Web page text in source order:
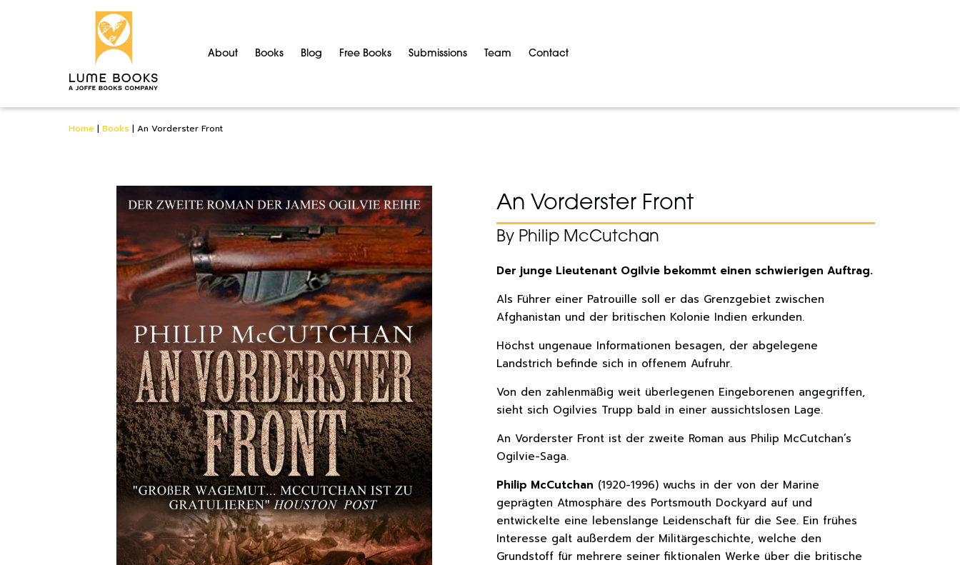
About Books Blog Free Books Submissions Team Contact
Home | Books | An Vorderster Front
An Vorderster Front
By Philip McCutchan
Der junge Lieutenant Ogilvie bekommt einen schwierigen Auftrag.
Als Führer einer Patrouille soll er das Grenzgebiet zwischen
Afghanistan und der britischen Kolonie Indien erkunden.
Höchst ungenaue Informationen besagen, der abgelegene
Landstrich befinde sich in offenem Aufruhr.
Von den zahlenmäßig weit überlegenen Eingeborenen angegriffen,
sieht sich Ogilvies Trupp bald in einer aussichtslosen Lage.
An Vorderster Front ist der zweite Roman aus Philip McCutchan’s
Ogilvie-Saga.
Philip McCutchan (1920-1996) wuchs in der von der Marine
geprägten Atmosphäre des Portsmouth Dockyard auf und
entwickelte eine lebenslange Leidenschaft für die See. Ein frühes
Interesse galt außerdem der Militärgeschichte, welche den
Grundstoff für mehrere seiner fiktionalen Werke über die britische